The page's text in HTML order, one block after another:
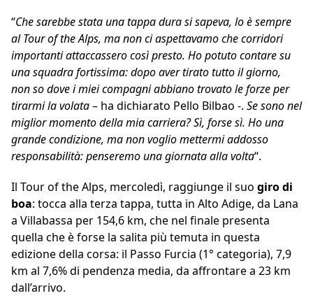
“Che sarebbe stata una tappa dura si sapeva, lo è sempre
al Tour of the Alps, ma non ci aspettavamo che corridori
importanti attaccassero così presto. Ho potuto contare su
una squadra fortissima: dopo aver tirato tutto il giorno,
non so dove i miei compagni abbiano trovato le forze per
tirarmi la volata– ha dichiarato Pello Bilbao -. Se sono nel
miglior momento della mia carriera? Sì, forse sì. Ho una
grande condizione, ma non voglio mettermi addosso
responsabilità: penseremo una giornata alla volta“.
Il Tour of the Alps, mercoledì, raggiunge il suo giro di
boa: tocca alla terza tappa, tutta in Alto Adige, da Lana
a Villabassa per 154,6 km, che nel finale presenta
quella che è forse la salita più temuta in questa
edizione della corsa: il Passo Furcia (1° categoria), 7,9
km al 7,6% di pendenza media, da affrontare a 23 km
dall’arrivo.